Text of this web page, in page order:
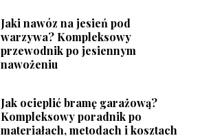
Jaki nawóz na jesień pod
warzywa? Kompleksowy
przewodnik po jesiennym
nawożeniu
Jak ocieplić bramę garażową?
Kompleksowy poradnik po
materiałach, metodach i kosztach